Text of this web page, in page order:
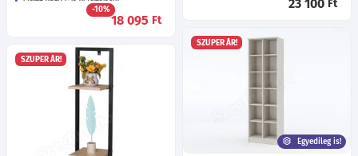
23 100 Ft
-10%
18 095 Ft
SZUPER ÁR!
Egyedileg is!
SZUPER ÁR!